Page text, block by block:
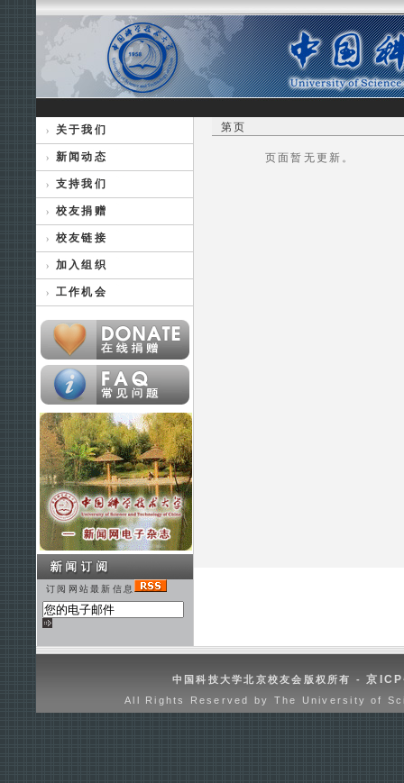
关于我们
新闻动态
支持我们
校友捐赠
校友链接
加入组织
工作机会
订阅网站最新信息
第页
页面暂无更新。
中国科技大学北京校友会版权所有 -京
All Rights Reserved by The University of